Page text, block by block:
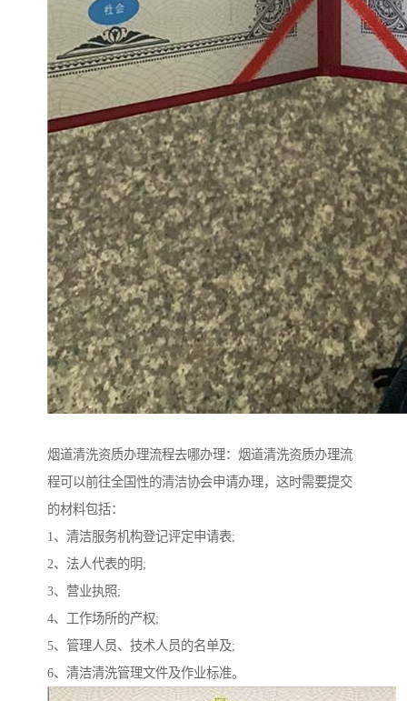
烟道清洗资质办理流程去哪办理：烟道清洗资质办理流
程可以前往全国性的清洁协会申请办理，这时需要提交
的材料包括：
1、清洁服务机构登记评定申请表;
2、法人代表的明;
3、营业执照;
4、工作场所的产权;
5、管理人员、技术人员的名单及;
6、清洁清洗管理文件及作业标准。